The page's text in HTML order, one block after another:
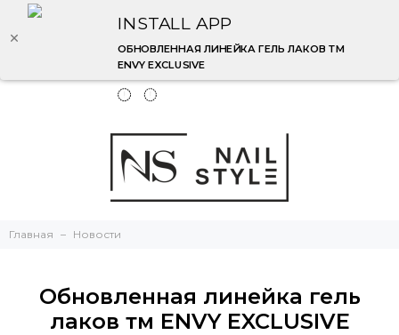
INSTALL APP
ОБНОВЛЕННАЯ ЛИНЕЙКА ГЕЛЬ ЛАКОВ ТМ
ENVY EXCLUSIVE
Главная Новости
Обновленная линейка гель
лаков тм ENVY EXCLUSIVE